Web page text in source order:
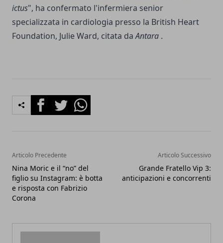
ictus", ha confermato l'infermiera senior
specializzata in cardiologia presso la British Heart
Foundation, Julie Ward, citata daAntara .
FacebookTwitterWhatsapp
Articolo Precedente
Nina Moric e il “no” del
figlio su Instagram: è botta
e risposta con Fabrizio
Corona
Articolo Successivo
Grande Fratello Vip 3:
anticipazioni e concorrenti